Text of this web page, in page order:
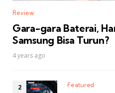
Review
Gara-gara Baterai,
Samsung Bisa Turun?
4 years ago
Featured